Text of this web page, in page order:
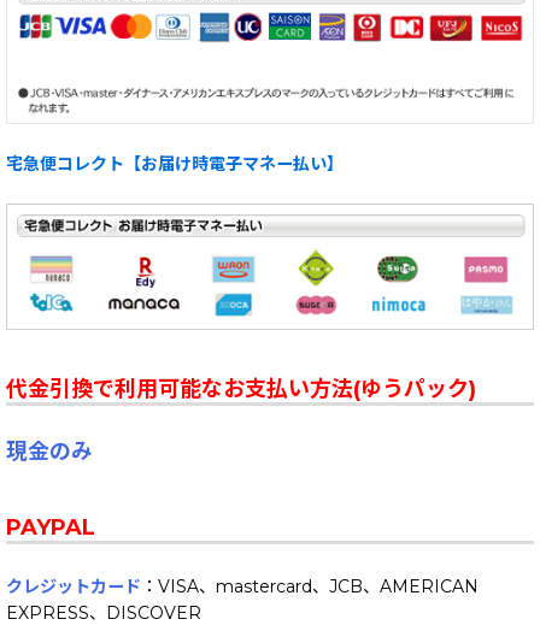
宅急便コレクト【お届け時電子マネー払い】
代金引換で利用可能なお支払い方法(ゆうパック)
現金のみ
PAYPAL
クレジットカード ：VISA、mastercard、JCB、AMERICAN
EXPRESS、DISCOVER